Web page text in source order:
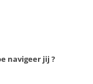
navigeer jij ?